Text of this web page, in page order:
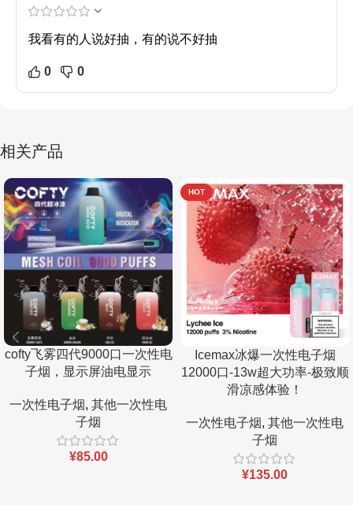
我看有的人说好抽，有的说不好抽
0 0
相关产品
cofty飞雾四代9000口一次性电
子烟，显示屏油电显示
一次性电子烟, 其他一次性电
子烟
¥85.00
HOT
Icemax冰爆一次性电子烟
12000口-13w超大功率-极致顺
滑凉感体验！
一次性电子烟, 其他一次性电
子烟
¥135.00